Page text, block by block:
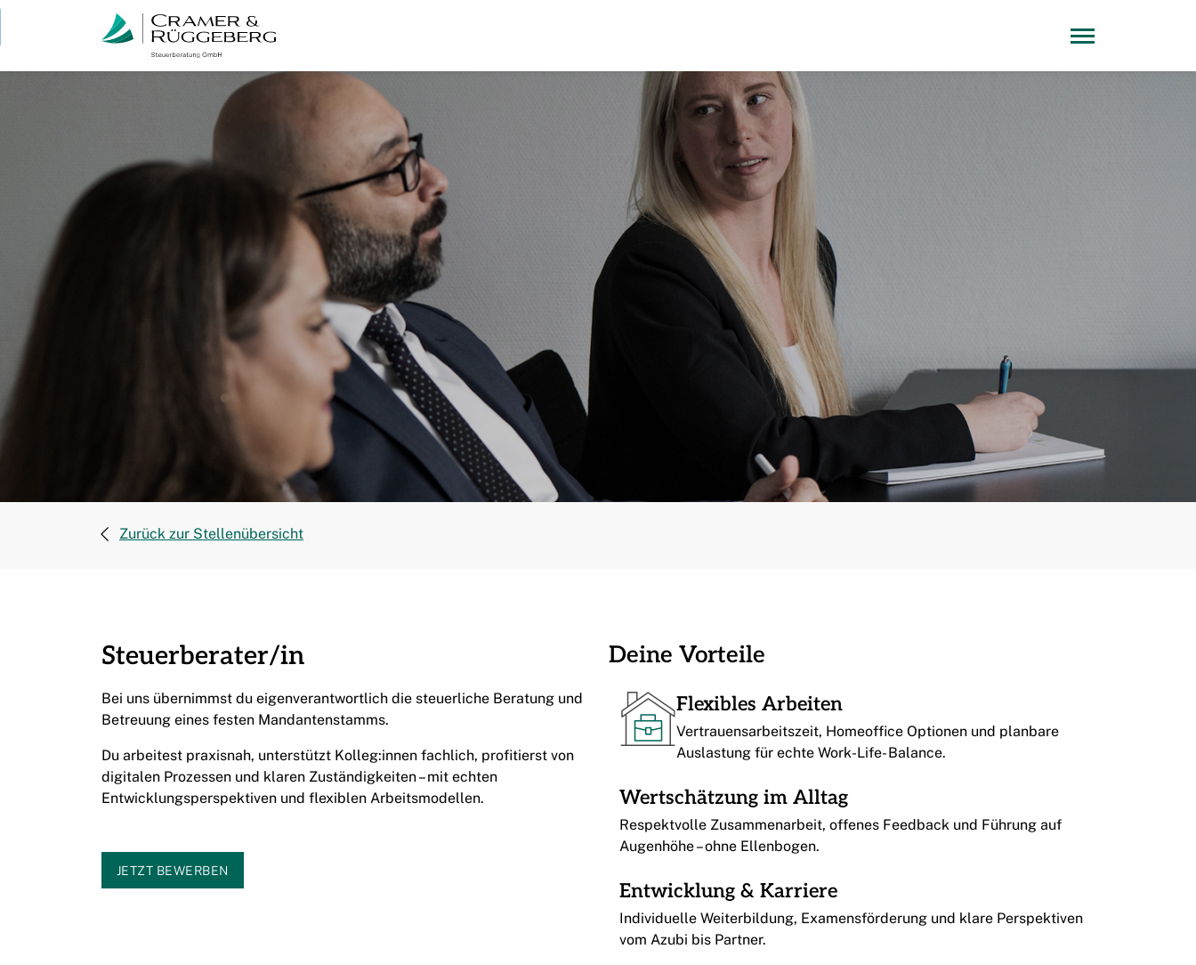
Zurück zur Stellenübersicht
Steuerberater/in
Bei uns übernimmst du eigenverantwortlich die steuerliche Beratung und
Betreuung eines festen Mandantenstamms.
Du arbeitest praxisnah, unterstützt Kolleg:innen fachlich, profitierst von
digitalen Prozessen und klaren Zuständigkeiten – mit echten
Entwicklungsperspektiven und flexiblen Arbeitsmodellen.
JETZT BEWERBEN
Deine Vorteile
Flexibles Arbeiten
Vertrauensarbeitszeit, Homeoffice Optionen und planbare
Auslastung für echte Work-Life- Balance.
Wertschätzung im Alltag
Respektvolle Zusammenarbeit, offenes Feedback und Führung auf
Augenhöhe – ohne Ellenbogen.
Entwicklung & Karriere
Individuelle Weiterbildung, Examensförderung und klare Perspektiven
vom Azubi bis Partner.